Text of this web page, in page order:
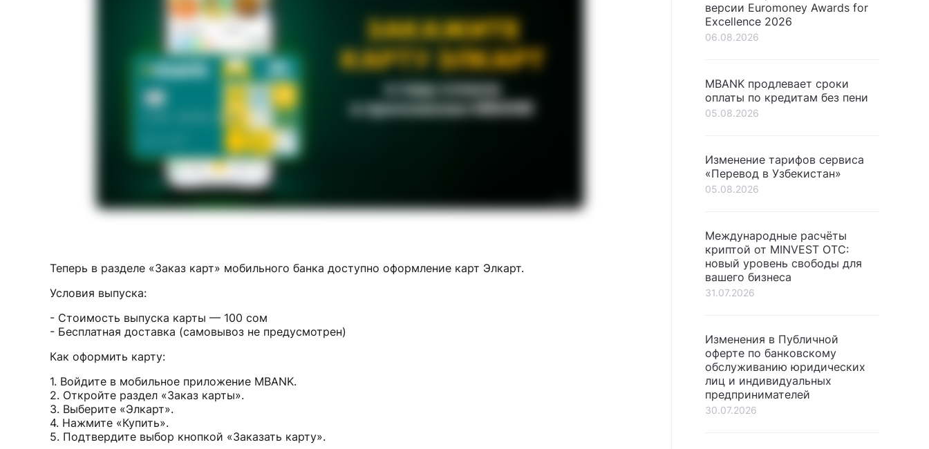
Теперь в разделе «Заказ карт» мобильного банка доступно оформление карт Элкарт.
Условия выпуска:
- Стоимость выпуска карты — 100 сом
- Бесплатная доставка (самовывоз не предусмотрен)
Как оформить карту:
1. Войдите в мобильное приложение MBANK.
2. Откройте раздел «Заказ карты».
3. Выберите «Элкарт».
4. Нажмите «Купить».
5. Подтвердите выбор кнопкой «Заказать карту».
версии Euromoney Awards for
Excellence 2026
06.08.2026
MBANK продлевает сроки
оплаты по кредитам без пени
05.08.2026
Изменение тарифов сервиса
«Перевод в Узбекистан»
05.08.2026
Международные расчёты
криптой от MINVEST OTC:
новый уровень свободы для
вашего бизнеса
31.07.2026
Изменения в Публичной
оферте по банковскому
обслуживанию юридических
лиц и индивидуальных
предпринимателей
30.07.2026